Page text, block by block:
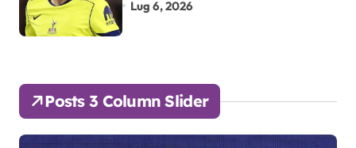
Lug 6, 2026
Posts 3 Column Slider